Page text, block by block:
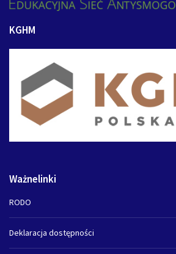
KGHM
Ważnelinki
RODO
Deklaracja dostępności